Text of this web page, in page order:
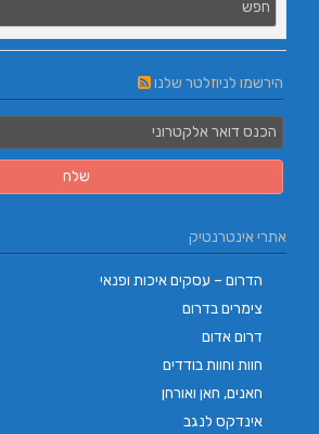
הירשמו לניוזלטר שלנו
אתרי אינטרנטיק
הדרום – עסקים איכות ופנאי
צימרים בדרום
דרום אדום
חוות וחוות בודדים
חאנים, חאן ואורחן
אינדקס לנגב